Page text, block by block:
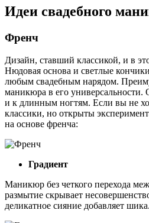
Идеи свадебного
Френч
Дизайн, ставший классикой, и в
Нюдовая основа и светлые
любым свадебным нарядом.
маникюра в его универсальности.
и к длинным ногтям. Если вы не
классики, но открыты
на основе френча:
Градиент
Маникюр без четкого перехода
размытие скрывает
деликатное сияние добавляет шика.